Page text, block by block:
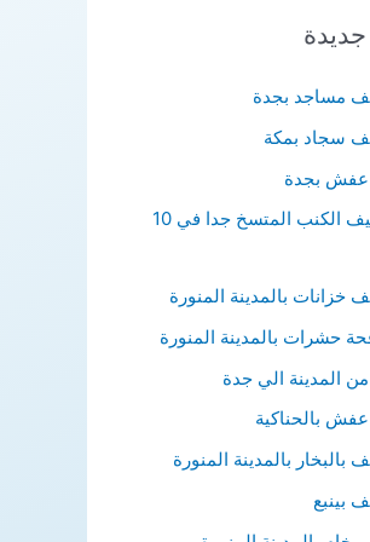
مساجد بجدة
سجاد بمكة
عفش بجدة
طريقة تنظيف الكنب المتسخ جدا في 10
خزانات بالمدينة المنورة
حشرات بالمدينة المنورة
المدينة الي جدة
بالحناكية
بالمدينة المنورة
بينبع